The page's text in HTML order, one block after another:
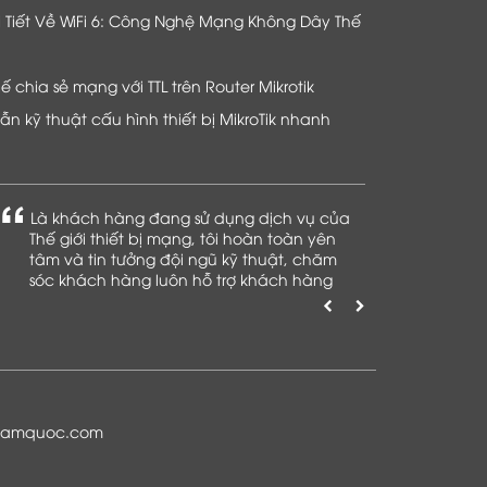
Tiết Về WiFi 6: Công Nghệ Mạng Không Dây Thế
chia sẻ mạng với TTL trên Router Mikrotik
kỹ thuật cấu hình thiết bị MikroTik nhanh
Là khách hàng đang sử dụng dịch vụ của
Thế giới thiết bị mạng, tôi hoàn toàn yên
tâm và tin tưởng đội ngũ kỹ thuật, chăm
sóc khách hàng luôn hỗ trợ khách hàng